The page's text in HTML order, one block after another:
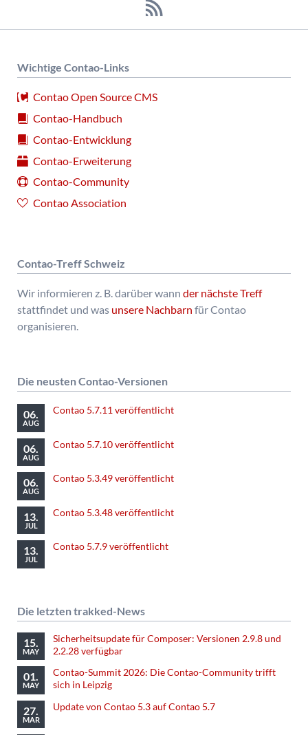
Wichtige Contao-Links
Contao Open Source CMS
Contao-Handbuch
Contao-Entwicklung
Contao-Erweiterung
Contao-Community
Contao Association
Contao-Treff Schweiz
Wir informieren z. B. darüber wann der nächste Treff
stattfindet und was unsere Nachbarn für Contao
organisieren.
Die neusten Contao-Versionen
06.
AUG
Contao 5.7.11 veröffentlicht
06.
AUG
Contao 5.7.10 veröffentlicht
06.
AUG
Contao 5.3.49 veröffentlicht
13.
JUL
Contao 5.3.48 veröffentlicht
13.
JUL
Contao 5.7.9 veröffentlicht
Die letzten trakked-News
15.
MAY
Sicherheitsupdate für Composer: Versionen 2.9.8 und
2.2.28 verfügbar
01.
MAY
Contao-Summit 2026: Die Contao-Community trifft
sich in Leipzig
27.
MAR
Update von Contao 5.3 auf Contao 5.7